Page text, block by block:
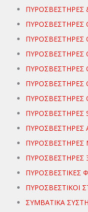
ΠΥΡΟΣΒΕΣΤΗΡΕΣ
ΠΥΡΟΣΒΕΣΤΗΡΕΣ
ΠΥΡΟΣΒΕΣΤΗΡΕΣ
ΠΥΡΟΣΒΕΣΤΗΡΕΣ
ΠΥΡΟΣΒΕΣΤΗΡΕΣ
ΠΥΡΟΣΒΕΣΤΗΡΕΣ
ΠΥΡΟΣΒΕΣΤΗΡΕΣ
ΠΥΡΟΣΒΕΣΤΗΡΕΣ
ΠΥΡΟΣΒΕΣΤΗΡΕΣ
ΠΥΡΟΣΒΕΣΤΗΡΕΣ
ΠΥΡΟΣΒΕΣΤΗΡΕΣ
ΠΥΡΟΣΒΕΣΤΙΚΕΣ
ΠΥΡΟΣΒΕΣΤΙΚΟΙ
ΣΥΜΒΑΤΙΚΑ